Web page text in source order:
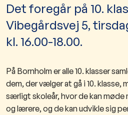
Det foregår på 10.
Vibegårdsvej 5,
kl. 16.00-18.00.
På Bornholm er alle 10. klasser
dem, der vælger at gå i 10. klasse,
særligt skoleår, hvor de kan møde
og lærere, og de kan udvikle sig